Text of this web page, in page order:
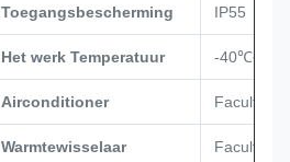
Toegangsbescherming IP55
Het werk Temperatuur -
Airconditioner Facultatief
Warmtewisselaar Facultatief